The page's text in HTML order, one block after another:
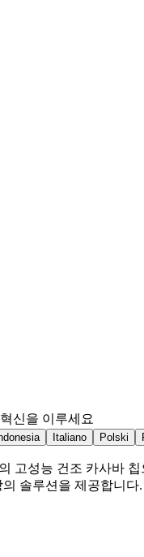
신을 이루세요
Italiano Polski
고성능 건조 카사바
솔루션을 제공합니다.